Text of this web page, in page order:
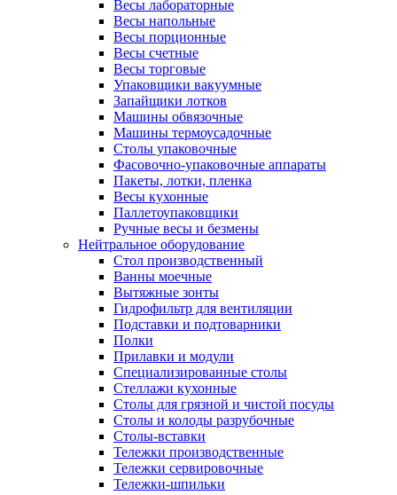
Весы лабораторные
Весы напольные
Весы порционные
Весы счетные
Весы торговые
Упаковщики вакуумные
Запайщики лотков
Машины обвязочные
Машины термоусадочные
Столы упаковочные
Фасовочно-упаковочные аппараты
Пакеты, лотки, пленка
Весы кухонные
Паллетоупаковщики
Ручные весы и безмены
Нейтральное оборудование
Cтол производственный
Ванны моечные
Вытяжные зонты
Гидрофильтр для вентиляции
Подставки и подтоварники
Полки
Прилавки и модули
Специализированные столы
Стеллажи кухонные
Столы для грязной и чистой посуды
Столы и колоды разрубочные
Столы-вставки
Тележки производственные
Тележки сервировочные
Тележки-шпильки